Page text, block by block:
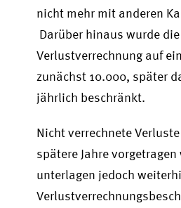
nicht mehr mit anderen
Darüber hinaus wurde die
Verlustverrechnung auf
zunächst 10.000, später
jährlich beschränkt.
Nicht verrechnete
spätere Jahre vorgetragen
unterlagen jedoch